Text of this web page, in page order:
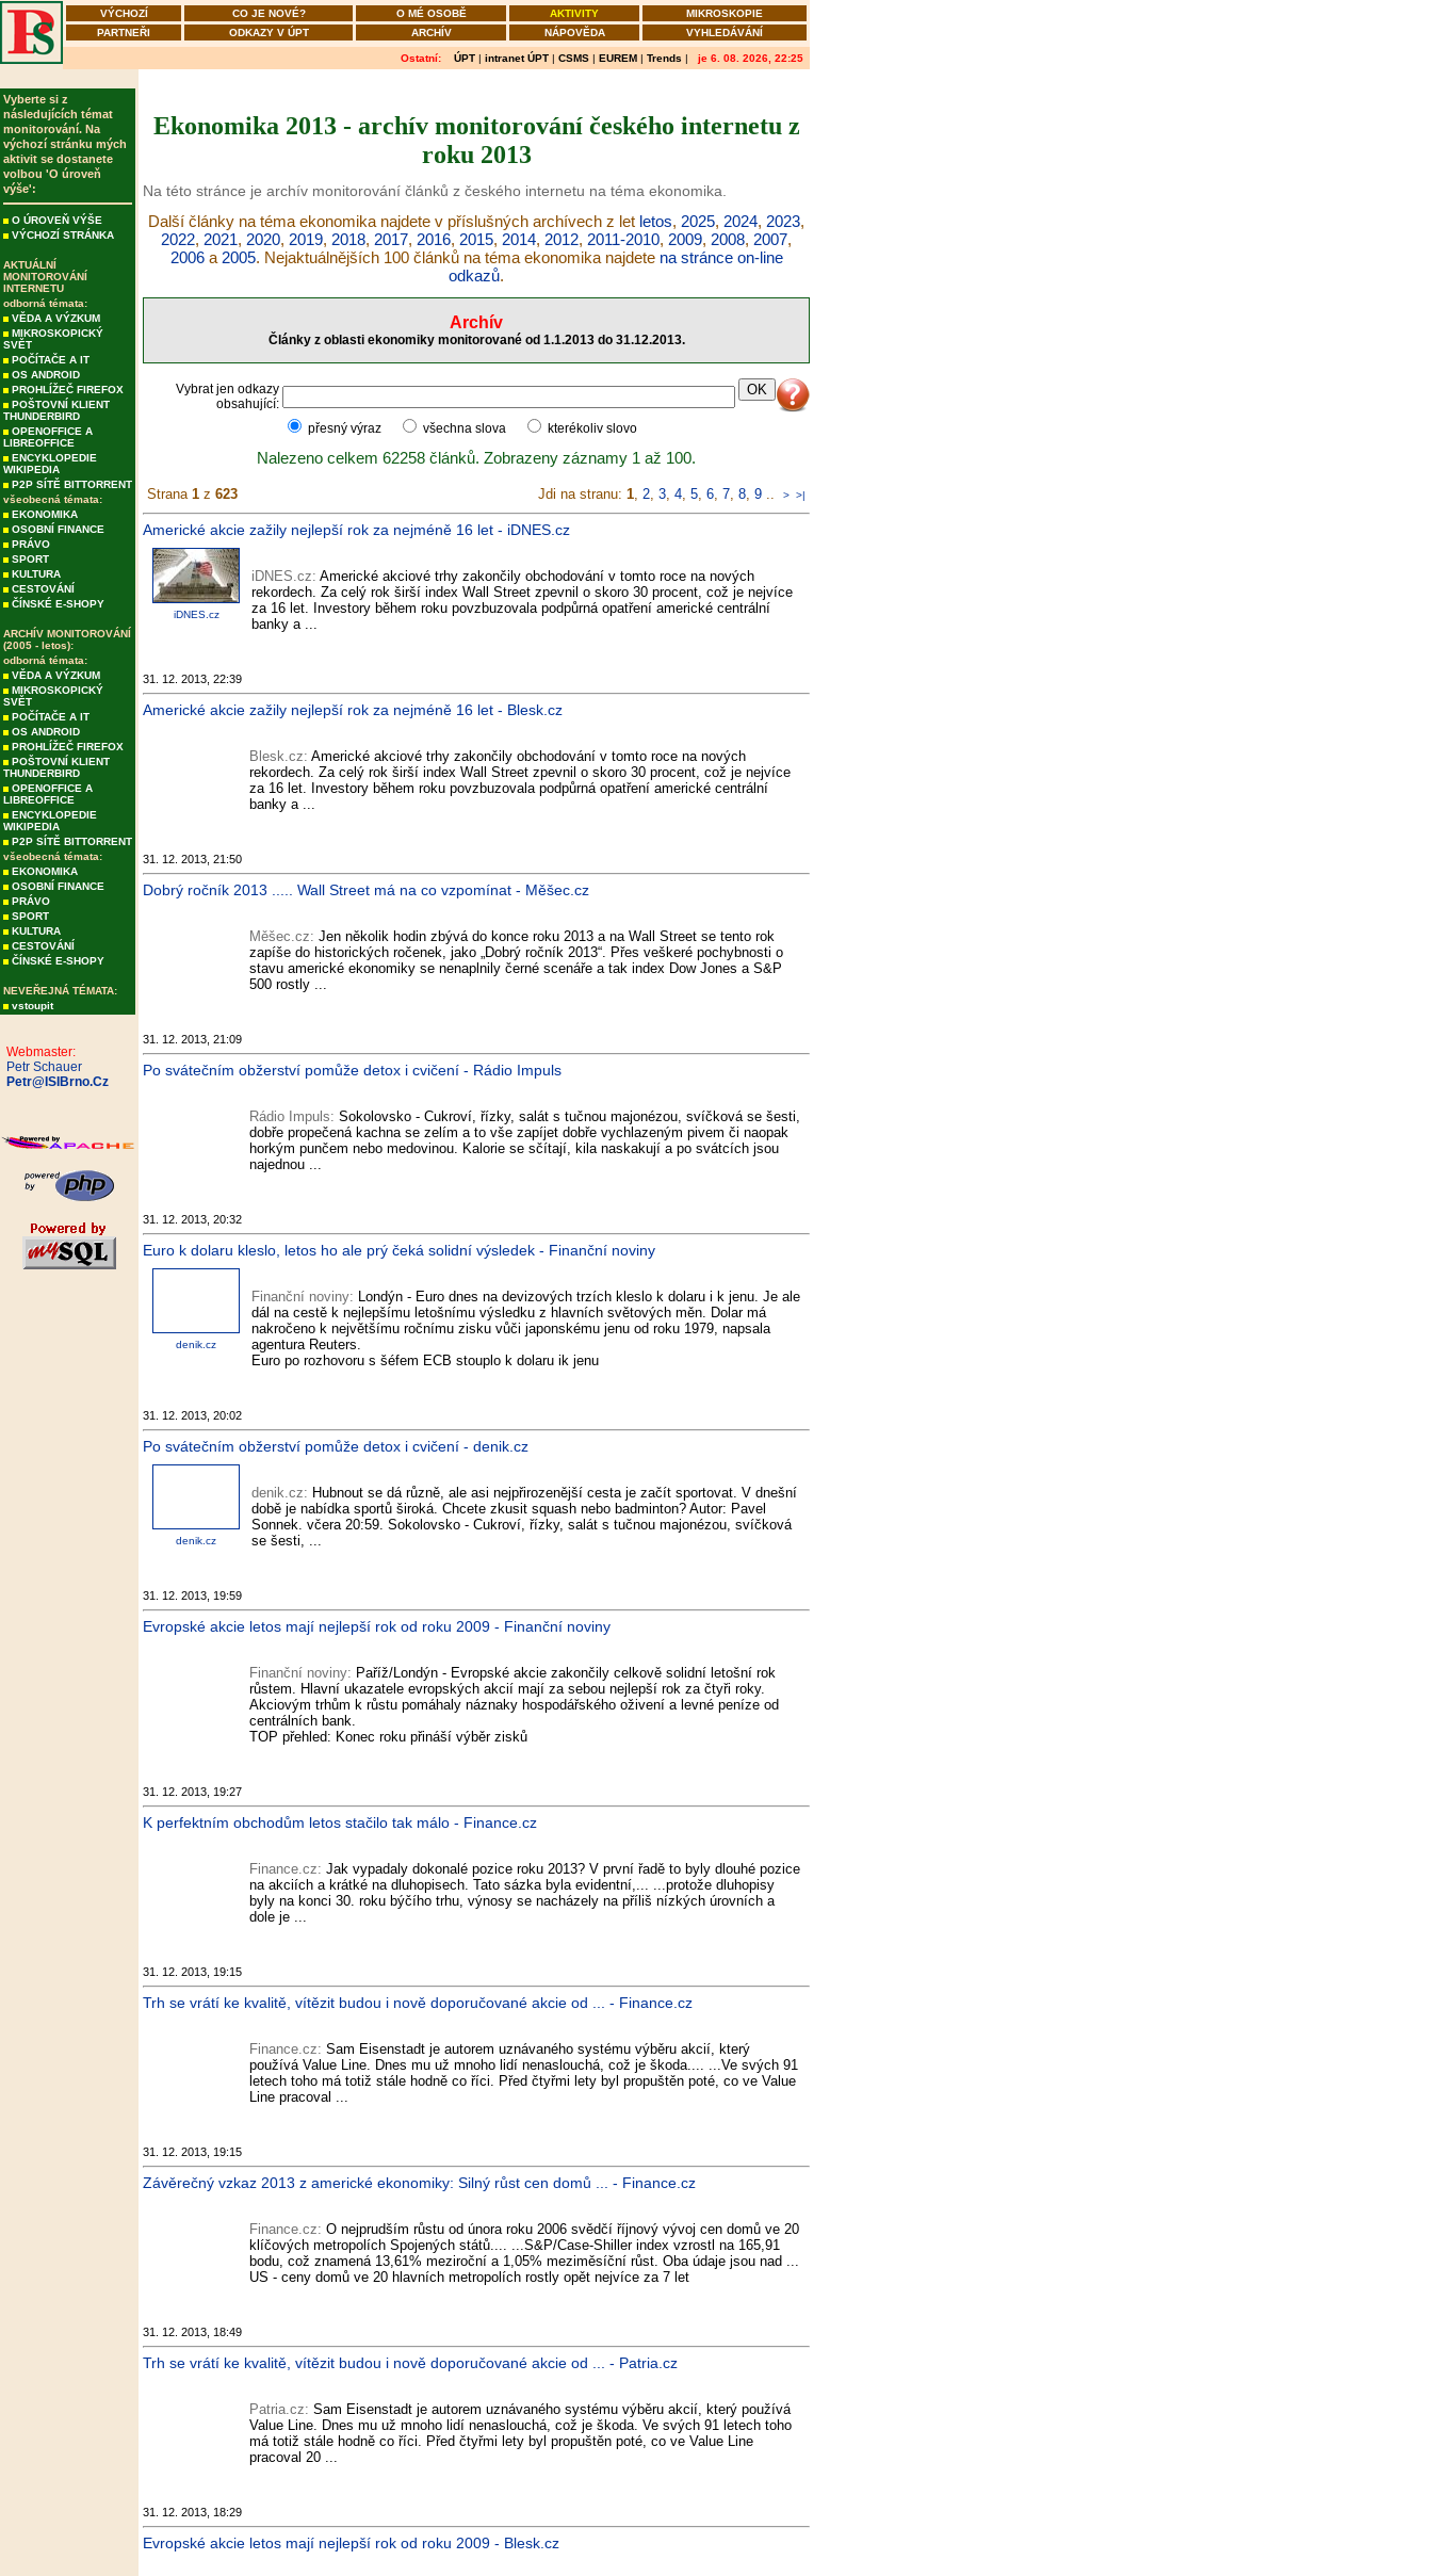
VÝCHOZÍ CO JE NOVÉ? O MÉ OSOBĚ AKTIVITY
MIKROSKOPIE
PARTNEŘI
ODKAZY V ÚPT ARCHÍV NÁPOVĚDA VYHLEDÁVÁNÍ
Ostatní: ÚPT | intranet ÚPT | CSMS | EUREM | Trends | je 6. 08. 2026, 22:25
Vyberte si z
následujících témat
monitorování. Na
výchozí stránku mých
aktivit se dostanete
volbou 'O úroveň
výše':
O ÚROVEŇ VÝŠE
VÝCHOZÍ STRÁNKA
AKTUÁLNÍ
MONITOROVÁNÍ
INTERNETU
odborná témata:
VĚDA A VÝZKUM
MIKROSKOPICKÝ
SVĚT
POČÍTAČE A IT
OS ANDROID
PROHLÍŽEČ FIREFOX
POŠTOVNÍ KLIENT
THUNDERBIRD
OPENOFFICE A
LIBREOFFICE
ENCYKLOPEDIE
WIKIPEDIA
P2P SÍTĚ BITTORRENT
všeobecná témata:
EKONOMIKA
OSOBNÍ FINANCE
PRÁVO
SPORT
KULTURA
CESTOVÁNÍ
ČÍNSKÉ E-SHOPY
ARCHÍV MONITOROVÁNÍ
(2005 - letos):
odborná témata:
VĚDA A VÝZKUM
MIKROSKOPICKÝ
SVĚT
POČÍTAČE A IT
OS ANDROID
PROHLÍŽEČ FIREFOX
POŠTOVNÍ KLIENT
THUNDERBIRD
OPENOFFICE A
LIBREOFFICE
ENCYKLOPEDIE
WIKIPEDIA
P2P SÍTĚ BITTORRENT
všeobecná témata:
EKONOMIKA
OSOBNÍ FINANCE
PRÁVO
SPORT
KULTURA
CESTOVÁNÍ
ČÍNSKÉ E-SHOPY
NEVEŘEJNÁ TÉMATA:
vstoupit
Webmaster:
Petr Schauer
Petr@ISIBrno.Cz
Ekonomika 2013 - archív monitorování českého internetu z
roku 2013
Na této stránce je archív monitorování článků z českého internetu na téma ekonomika.
Další články na téma ekonomika najdete v příslušných archívech z let letos, 2025, 2024, 2023,
2022, 2021, 2020, 2019, 2018, 2017, 2016, 2015, 2014, 2012, 2011-2010, 2009, 2008, 2007,
2006a 2005. Nejaktuálnějších 100 článků na téma ekonomika najdete na stránce on-line
odkazů.
Archív
Články z oblasti ekonomiky monitorované od 1.1.2013 do 31.12.2013.
Vybrat jen odkazy
obsahující:
přesný výraz
všechna slova kterékoliv slovo
Nalezeno celkem 62258 článků. Zobrazeny záznamy 1 až 100.
Strana 1 z 623 Jdi na stranu: 1, 2, 3, 4, 5, 6, 7, 8, 9 .. > >|
Americké akcie zažily nejlepší rok za nejméně 16 let - iDNES.cz
iDNES.cz
iDNES.cz: Americké akciové trhy zakončily obchodování v tomto roce na nových
rekordech. Za celý rok širší index Wall Street zpevnil o skoro 30 procent, což je nejvíce
za 16 let. Investory během roku povzbuzovala podpůrná opatření americké centrální
banky a ...
31. 12. 2013, 22:39
Americké akcie zažily nejlepší rok za nejméně 16 let - Blesk.cz
Blesk.cz: Americké akciové trhy zakončily obchodování v tomto roce na nových
rekordech. Za celý rok širší index Wall Street zpevnil o skoro 30 procent, což je nejvíce
za 16 let. Investory během roku povzbuzovala podpůrná opatření americké centrální
banky a ...
31. 12. 2013, 21:50
Dobrý ročník 2013 ..... Wall Street má na co vzpomínat - Měšec.cz
Měšec.cz: Jen několik hodin zbývá do konce roku 2013 a na Wall Street se tento rok
zapíše do historických ročenek, jako „Dobrý ročník 2013“. Přes veškeré pochybnosti o
stavu americké ekonomiky se nenaplnily černé scenáře a tak index Dow Jones a S&P
500 rostly ...
31. 12. 2013, 21:09
Po svátečním obžerství pomůže detox i cvičení - Rádio Impuls
Rádio Impuls: Sokolovsko - Cukroví, řízky, salát s tučnou majonézou, svíčková se šesti,
dobře propečená kachna se zelím a to vše zapíjet dobře vychlazeným pivem či naopak
horkým punčem nebo medovinou. Kalorie se sčítají, kila naskakují a po svátcích jsou
najednou ...
31. 12. 2013, 20:32
Euro k dolaru kleslo, letos ho ale prý čeká solidní výsledek - Finanční noviny
denik.cz
Finanční noviny: Londýn - Euro dnes na devizových trzích kleslo k dolaru i k jenu. Je ale
dál na cestě k nejlepšímu letošnímu výsledku z hlavních světových měn. Dolar má
nakročeno k největšímu ročnímu zisku vůči japonskému jenu od roku 1979, napsala
agentura Reuters.
Euro po rozhovoru s šéfem ECB stouplo k dolaru ik jenu
31. 12. 2013, 20:02
Po svátečním obžerství pomůže detox i cvičení - denik.cz
denik.cz
denik.cz: Hubnout se dá různě, ale asi nejpřirozenější cesta je začít sportovat. V dnešní
době je nabídka sportů široká. Chcete zkusit squash nebo badminton? Autor: Pavel
Sonnek. včera 20:59. Sokolovsko - Cukroví, řízky, salát s tučnou majonézou, svíčková
se šesti, ...
31. 12. 2013, 19:59
Evropské akcie letos mají nejlepší rok od roku 2009 - Finanční noviny
Finanční noviny: Paříž/Londýn - Evropské akcie zakončily celkově solidní letošní rok
růstem. Hlavní ukazatele evropských akcií mají za sebou nejlepší rok za čtyři roky.
Akciovým trhům k růstu pomáhaly náznaky hospodářského oživení a levné peníze od
centrálních bank.
TOP přehled: Konec roku přináší výběr zisků
31. 12. 2013, 19:27
K perfektním obchodům letos stačilo tak málo - Finance.cz
Finance.cz: Jak vypadaly dokonalé pozice roku 2013? V první řadě to byly dlouhé pozice
na akciích a krátké na dluhopisech. Tato sázka byla evidentní,... ...protože dluhopisy
byly na konci 30. roku býčího trhu, výnosy se nacházely na příliš nízkých úrovních a
dole je ...
31. 12. 2013, 19:15
Trh se vrátí ke kvalitě, vítězit budou i nově doporučované akcie od ... - Finance.cz
Finance.cz: Sam Eisenstadt je autorem uznávaného systému výběru akcií, který
používá Value Line. Dnes mu už mnoho lidí nenaslouchá, což je škoda.... ...Ve svých 91
letech toho má totiž stále hodně co říci. Před čtyřmi lety byl propuštěn poté, co ve Value
Line pracoval ...
31. 12. 2013, 19:15
Závěrečný vzkaz 2013 z americké ekonomiky: Silný růst cen domů ... - Finance.cz
Finance.cz: O nejprudším růstu od února roku 2006 svědčí říjnový vývoj cen domů ve 20
klíčových metropolích Spojených států.... ...S&P/Case-Shiller index vzrostl na 165,91
bodu, což znamená 13,61% meziroční a 1,05% meziměsíční růst. Oba údaje jsou nad ...
US - ceny domů ve 20 hlavních metropolích rostly opět nejvíce za 7 let
31. 12. 2013, 18:49
Trh se vrátí ke kvalitě, vítězit budou i nově doporučované akcie od ... - Patria.cz
Patria.cz: Sam Eisenstadt je autorem uznávaného systému výběru akcií, který používá
Value Line. Dnes mu už mnoho lidí nenaslouchá, což je škoda. Ve svých 91 letech toho
má totiž stále hodně co říci. Před čtyřmi lety byl propuštěn poté, co ve Value Line
pracoval 20 ...
31. 12. 2013, 18:29
Evropské akcie letos mají nejlepší rok od roku 2009 - Blesk.cz